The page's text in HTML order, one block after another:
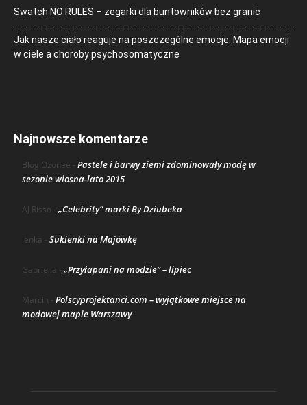
Swatch NO RULES – zegarki dla buntowników bez granic
Jak nasze ciało reaguje na poszczególne emocje. Mapa emocji
w ciele a choroby psychosomatyczne
Najnowsze komentarze
Blog Ozonee - Pastele i barwy ziemi zdominowały modę w
sezonie wiosna-lato 2015
AJ Risso - „Celebrity” marki By Dziubeka
lenka - Sukienki na Majówkę
Gabriella - „Przyłapani na modzie” – lipiec
Marcin - Polscyprojektanci.com – wyjątkowe miejsce na
modowej mapie Warszawy